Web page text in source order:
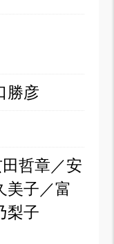
勝彦
哲章／安
美子／富
梨子